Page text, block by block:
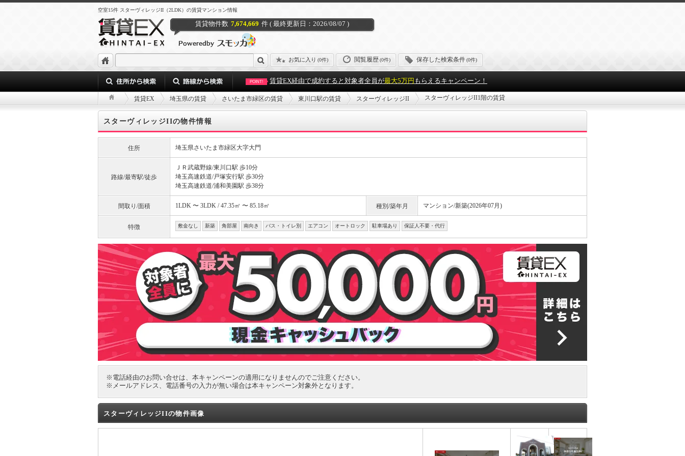
空室15件 スターヴィレッジII（2LDK）の賃貸マンション情報
賃貸物件数 7,674,669 件 ( 最終更新日：2026/08/07 )
お気に入り (0件) 閲覧履歴(0件) 保存した検索条件(0件)
POINT! 賃貸EX経由で成約すると対象者全員が最大5万円 もらえるキャンペーン！
賃貸EX 埼玉県の賃貸 さいたま市緑区の賃貸 東川口駅の賃貸 スターヴィレッジII スターヴィレッジII1階の賃貸
スターヴィレッジIIの物件情報
住所 埼玉県さいたま市緑区大字大門
路線/最寄駅/徒歩
ＪＲ武蔵野線/東川口駅 歩10分
埼玉高速鉄道/戸塚安行駅 歩30分
埼玉高速鉄道/浦和美園駅 歩38分
間取り/面積 1LDK 〜 3LDK / 47.35㎡ 〜 85.18㎡ 種別/築年月 マンション/新築(2026年07月)
特徴 敷金なし 新築 角部屋 南向き バス・トイレ別 エアコン オートロック 駐車場あり 保証人不要・代行
※電話経由のお問い合せは、本キャンペーンの適用になりませんのでご注意ください。
※メールアドレス、電話番号の入力が無い場合は本キャンペーン対象外となります。
スターヴィレッジIIの物件画像